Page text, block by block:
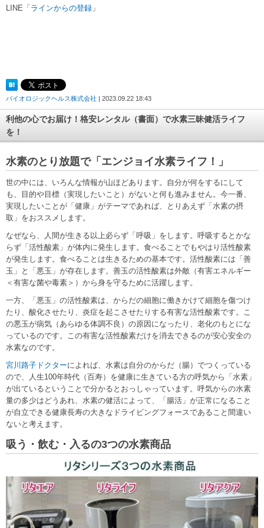
LINE「ラインからの登録 」
バイオロジックヘルス株式会社 | 2023.09.22 18:43
利他の心でお届け！格安レンタル（書面）で水素三昧健活ライフ
を！
水素のとり放題で「エンジョイ水素ライフ！」
世の中には、いろんな情報が山ほどあります。自分が何をするにして
も、目的や目標（実現したいこと）がないと何も進みません。今一番、
実現したいことが「健康」がテーマであれば、とりあえず「水素の摂
取」をおススメします。
なぜなら、人間が生きる以上必らず「呼吸」をします。呼吸するとかな
らず「活性酸素」が体内に発生します。食べることでもやはり活性酸素
が発生します。食べることは生きるための基本です。活性酸素には「善
玉」と「悪玉」が存在します。善玉の活性酸素は外敵（有害エネルギー
＜有害な菌や毒素＞）から身を守るために活躍します。
一方、「悪玉」の活性酸素は、からだの細胞に働きかけて細胞を傷つけ
たり、酸化させたり、炎症を起こさせたりする有害な活性酸素です。こ
の悪玉が病気（あらゆる体調不良）の原因になったり、老化のもとにな
っているのです。この有害な活性酸素だけを消去できるのが安心安全の
水素なのです。
宮川路子ドクターによれば、水素は自分のからだ（腸）でつくっている
ので、人生100年時代（百寿）を健康に生きている方の呼気から「水素」
が出ているということで分かるとおっしゃっています。呼気からの水素
量の多少はどうあれ、水素の健活によって、「腸活」が正常になること
が自立できる健康長寿の大きなドライビングフォースであること間違い
ないと考えます。
吸う・飲む・入るの3つの水素商品